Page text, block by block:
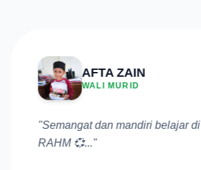
AFTA ZAIN
WALI MURID
"Semangat dan mandiri belajar di
RAHM 💞..."